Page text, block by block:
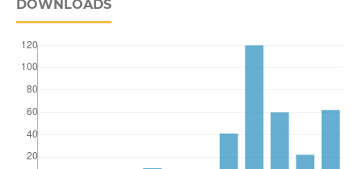
DOWNLOADS